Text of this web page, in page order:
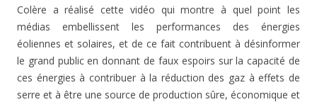
Colère a réalisé cette vidéo qui montre à quel point les
médias embellissent les performances des énergies
éoliennes et solaires, et de ce fait contribuent à désinformer
le grand public en donnant de faux espoirs sur la capacité de
ces énergies à contribuer à la réduction des gaz à effets de
serre et à être une source de production sûre, économique et